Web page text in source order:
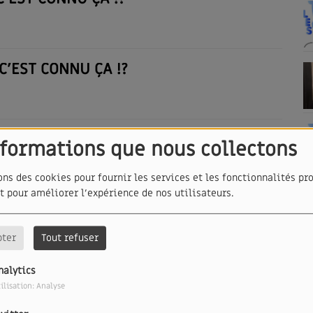
que nous collectons
des cookies pour fournir les services et les fonctionnalités
pour améliorer l'expérience de nos utilisateurs.
Tout refuser
Analyse
CONNU ÇA !?
CONNU ÇA !?
CONNU ÇA !?
CONNU ÇA !?